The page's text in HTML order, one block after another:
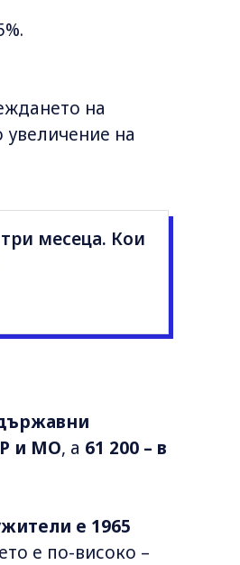
на
на
месеца. Кои
и МО, а 61 200 – в
е 1965
е по-високо –